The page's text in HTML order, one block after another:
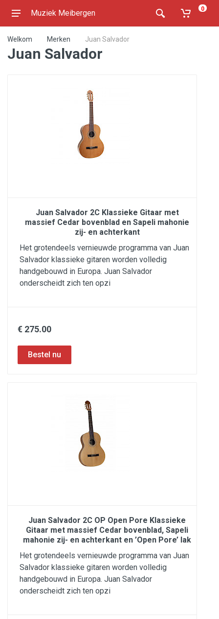
Muziek Meibergen 0
Welkom Merken Juan Salvador
Juan Salvador
Juan Salvador 2C Klassieke Gitaar met
massief Cedar bovenblad en Sapeli mahonie
zij- en achterkant
Het grotendeels vernieuwde programma van Juan
Salvador klassieke gitaren worden volledig
handgebouwd in Europa. Juan Salvador
onderscheidt zich ten opzi
€ 275.00
Juan Salvador 2C OP Open Pore Klassieke
Gitaar met massief Cedar bovenblad, Sapeli
mahonie zij- en achterkant en ’Open Pore’ lak
Het grotendeels vernieuwde programma van Juan
Salvador klassieke gitaren worden volledig
handgebouwd in Europa. Juan Salvador
onderscheidt zich ten opzi